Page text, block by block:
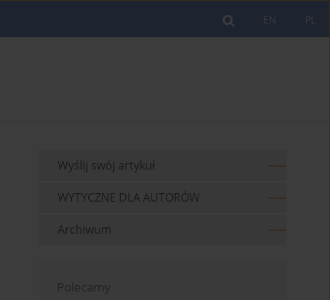
PL
EN
Wyślij swój artykuł
WYTYCZNE DLA AUTORÓW
Archiwum
Polecamy